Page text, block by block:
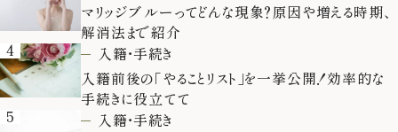
マリッジブルーってどんな現象？原因や増える時期、
解消法まで紹介
4
入籍・手続き
入籍前後の「やることリスト」を一挙公開！効率的な
手続きに役立てて
5
入籍・手続き